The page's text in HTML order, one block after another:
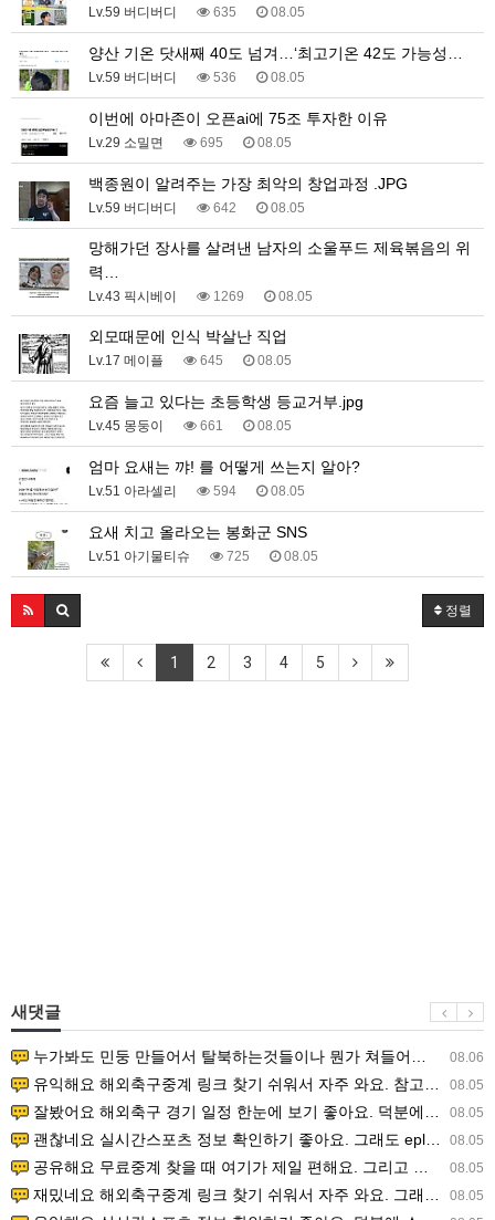
Lv.59 버디버디 635 08.05
양산 기온 닷새째 40도 넘겨…‘최고기온 42도 가능성…
Lv.59 버디버디 536 08.05
이번에 아마존이 오픈ai에 75조 투자한 이유
Lv.29 소밀면 695 08.05
백종원이 알려주는 가장 최악의 창업과정 .JPG
Lv.59 버디버디 642 08.05
망해가던 장사를 살려낸 남자의 소울푸드 제육볶음의 위
력…
Lv.43 픽시베이 1269 08.05
외모때문에 인식 박살난 직업
Lv.17 메이플 645 08.05
요즘 늘고 있다는 초등학생 등교거부.jpg
Lv.45 몽둥이 661 08.05
엄마 요새는 꺄! 를 어떻게 쓰는지 알아?
Lv.51 아라셀리 594 08.05
요새 치고 올라오는 봉화군 SNS
Lv.51 아기물티슈 725 08.05
정렬
1 2 3 4 5
새댓글
08.06
누가봐도 민둥 만들어서 탈북하는것들이나 뭔가 쳐들어오는 낌새를 미리 알아차리기 위함이지 저걸 전쟁준비라고 하…
08.05
유익해요 해외축구중계 링크 찾기 쉬워서 자주 와요. 참고로 무료스포츠중계 정보 확인할 때 출처 꼭 체크해요.…
08.05
잘봤어요 해외축구 경기 일정 한눈에 보기 좋아요. 덕분에 epl중계 볼 때 공식 중계 채널 먼저 찾아봐요. …
08.05
괜찮네요 실시간스포츠 정보 확인하기 좋아요. 그래도 epl중계 볼 때 공식 중계 채널 먼저 찾아봐요. 북마크…
08.05
공유해요 무료중계 찾을 때 여기가 제일 편해요. 그리고 무료스포츠중계 정보 확인할 때 출처 꼭 체크해요. 앞…
08.05
재밌네요 해외축구중계 링크 찾기 쉬워서 자주 와요. 그래서 해외축구중계도 정식 서비스로 봐야 안전해요. 다음…